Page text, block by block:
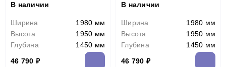
В наличии
Ширина
1980 мм
Высота
1950 мм
Глубина
1450 мм
46 790 ₽
В наличии
Ширина
1980 мм
Высота
1950 мм
Глубина
1450 мм
46 790 ₽